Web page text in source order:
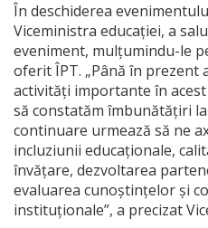
În deschiderea
Viceministra educației, a
eveniment, mulțumindu-le
oferit ÎPT. „Până în prezent
activități importante în
să constatăm îmbunătățiri
continuare urmează să ne
incluziunii educaționale,
învățare, dezvoltarea
evaluarea cunoștințelor și
instituționale”, a precizat